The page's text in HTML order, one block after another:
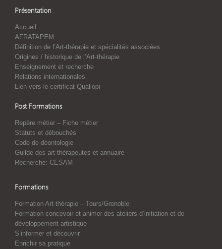
Présentation
Accueil
AFRATAPEM
Définition de l’Art-thérapie et spécialités associées
Origines / historique de l’Art-thérapie
Enseignement et recherche
Relations internationales
Lien vers le certificat Qualiopi
Post Formations
Repère métier – Fiche métier
Statuts et débouchés
Code de déontologie
Guilde des art-thérapeutes et annuaire
Recherche: CESAM
Formations
Formation Art-thérapie – Tours/Grenoble
Formation concevoir et animer des ateliers d’initiation et de
développement artistique
S’informer et découvrir
Enrichir sa pratique